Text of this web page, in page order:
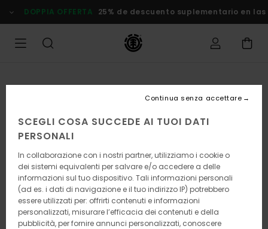
alle
informazioni
prodotto
DOPPIA OFFERTA 25% de descuento suplementario en las
SCEGLI COSA SUCCEDE AI TUOI DATI
PERSONALI
In collaborazione con i nostri partner, utilizziamo i cookie o
dei sistemi equivalenti per salvare e/o accedere a delle
informazioni sul tuo dispositivo. Tali informazioni personali
(ad es. i dati di navigazione e il tuo indirizzo IP) potrebbero
essere utilizzati per: offrirti contenuti e informazioni
personalizzati, misurare l’efficacia dei contenuti e della
pubblicità, per fornire annunci personalizzati, conoscere
Continua senza accettare